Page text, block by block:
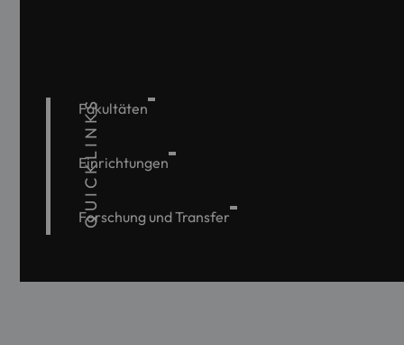
QUICKLINKS
Fakultäten
Einrichtungen
Forschung und Transfer